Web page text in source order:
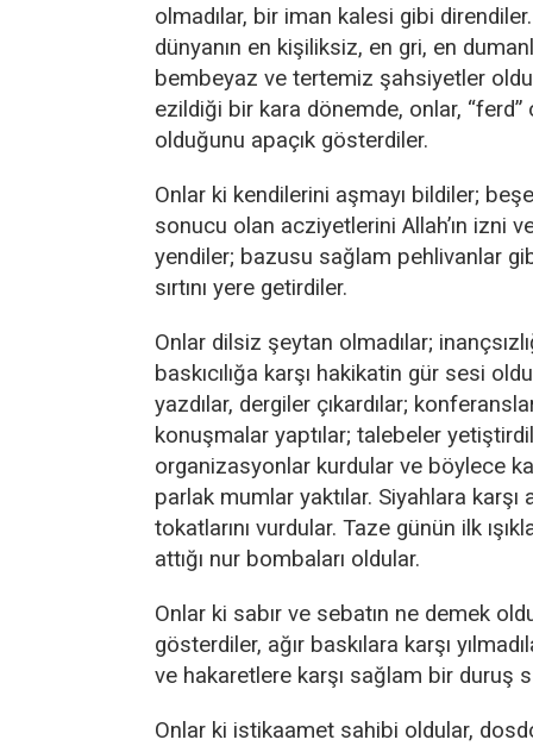
olmadılar, bir iman kalesi gibi
dünyanın en kişiliksiz, en gri, en
bembeyaz ve tertemiz şahsiyetler
ezildiği bir kara dönemde, onlar, “ferd”
olduğunu apaçık gösterdiler.
Onlar ki kendilerini aşmayı bildiler;
sonucu olan acziyetlerini Allah’ın izni
yendiler; bazusu sağlam pehlivanlar
sırtını yere getirdiler.
Onlar dilsiz şeytan olmadılar;
baskıcılığa karşı hakikatin gür sesi
yazdılar, dergiler çıkardılar;
konuşmalar yaptılar; talebeler
organizasyonlar kurdular ve böylece
parlak mumlar yaktılar. Siyahlara karşı
tokatlarını vurdular. Taze günün ilk
attığı nur bombaları oldular.
Onlar ki sabır ve sebatın ne demek
gösterdiler, ağır baskılara karşı
ve hakaretlere karşı sağlam bir duruş
Onlar ki istikaamet sahibi oldular,